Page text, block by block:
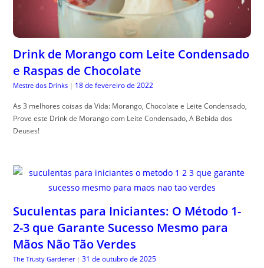
Drink de Morango com Leite Condensado
e Raspas de Chocolate
Mestre dos Drinks | 18 de fevereiro de 2022
As 3 melhores coisas da Vida: Morango, Chocolate e Leite Condensado,
Prove este Drink de Morango com Leite Condensado, A Bebida dos
Deuses!
Suculentas para Iniciantes: O Método 1-
2-3 que Garante Sucesso Mesmo para
Mãos Não Tão Verdes
The Trusty Gardener | 31 de outubro de 2025